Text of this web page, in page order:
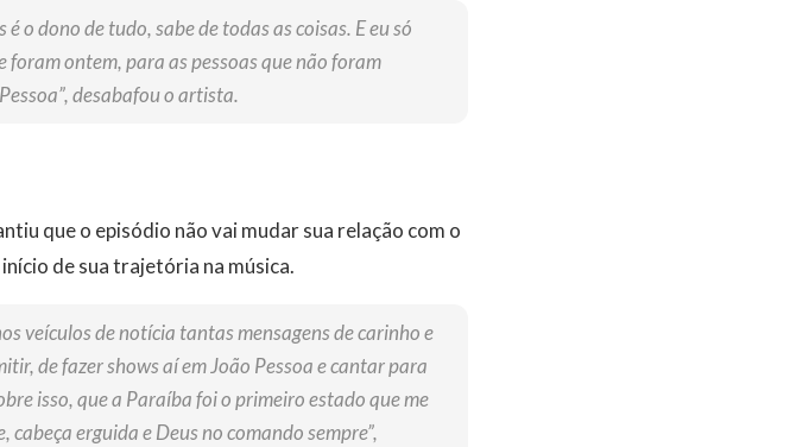
o dono de tudo, sabe de todas as coisas. E eu só
ontem, para as pessoas que não foram
desabafou o artista.
que o episódio não vai mudar sua relação com o
de sua trajetória na música.
veículos de notícia tantas mensagens de carinho e
de fazer shows aí em João Pessoa e cantar para
isso, que a Paraíba foi o primeiro estado que me
erguida e Deus no comando sempre”,